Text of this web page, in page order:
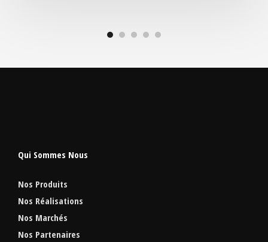
Qui Sommes Nous
Nos Produits
Nos Réalisations
Nos Marchés
Nos Partenaires